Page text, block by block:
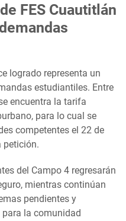
FES Cuautitlán
logrado representa un
estudiantiles. Entre
encuentra la tarifa
para lo cual se
competentes el 22 de
petición.
del Campo 4 regresarán
mientras continúan
pendientes y
la comunidad